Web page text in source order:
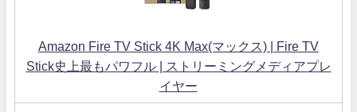
Amazon Fire TV Stick 4K Max(マックス) | Fire TV
Stick史上最もパワフル | ストリーミングメディアプレ
イヤー